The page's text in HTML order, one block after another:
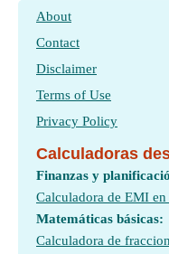
About
Contact
Disclaimer
Terms of Use
Privacy Policy
Calculadoras
Finanzas y
Calculadora de EMI en
Matemáticas básicas:
Calculadora de